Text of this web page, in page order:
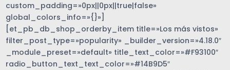
custom_padding=»0px||0px||true|false»
global_colors_info=»{}»]
[et_pb_db_shop_orderby_item title=»Los más vistos»
filter_post_type=»popularity» _builder_version=»4.18.0″
_module_preset=»default» title_text_color=»#F93100″
radio_button_text_text_color=»#14B9D5″